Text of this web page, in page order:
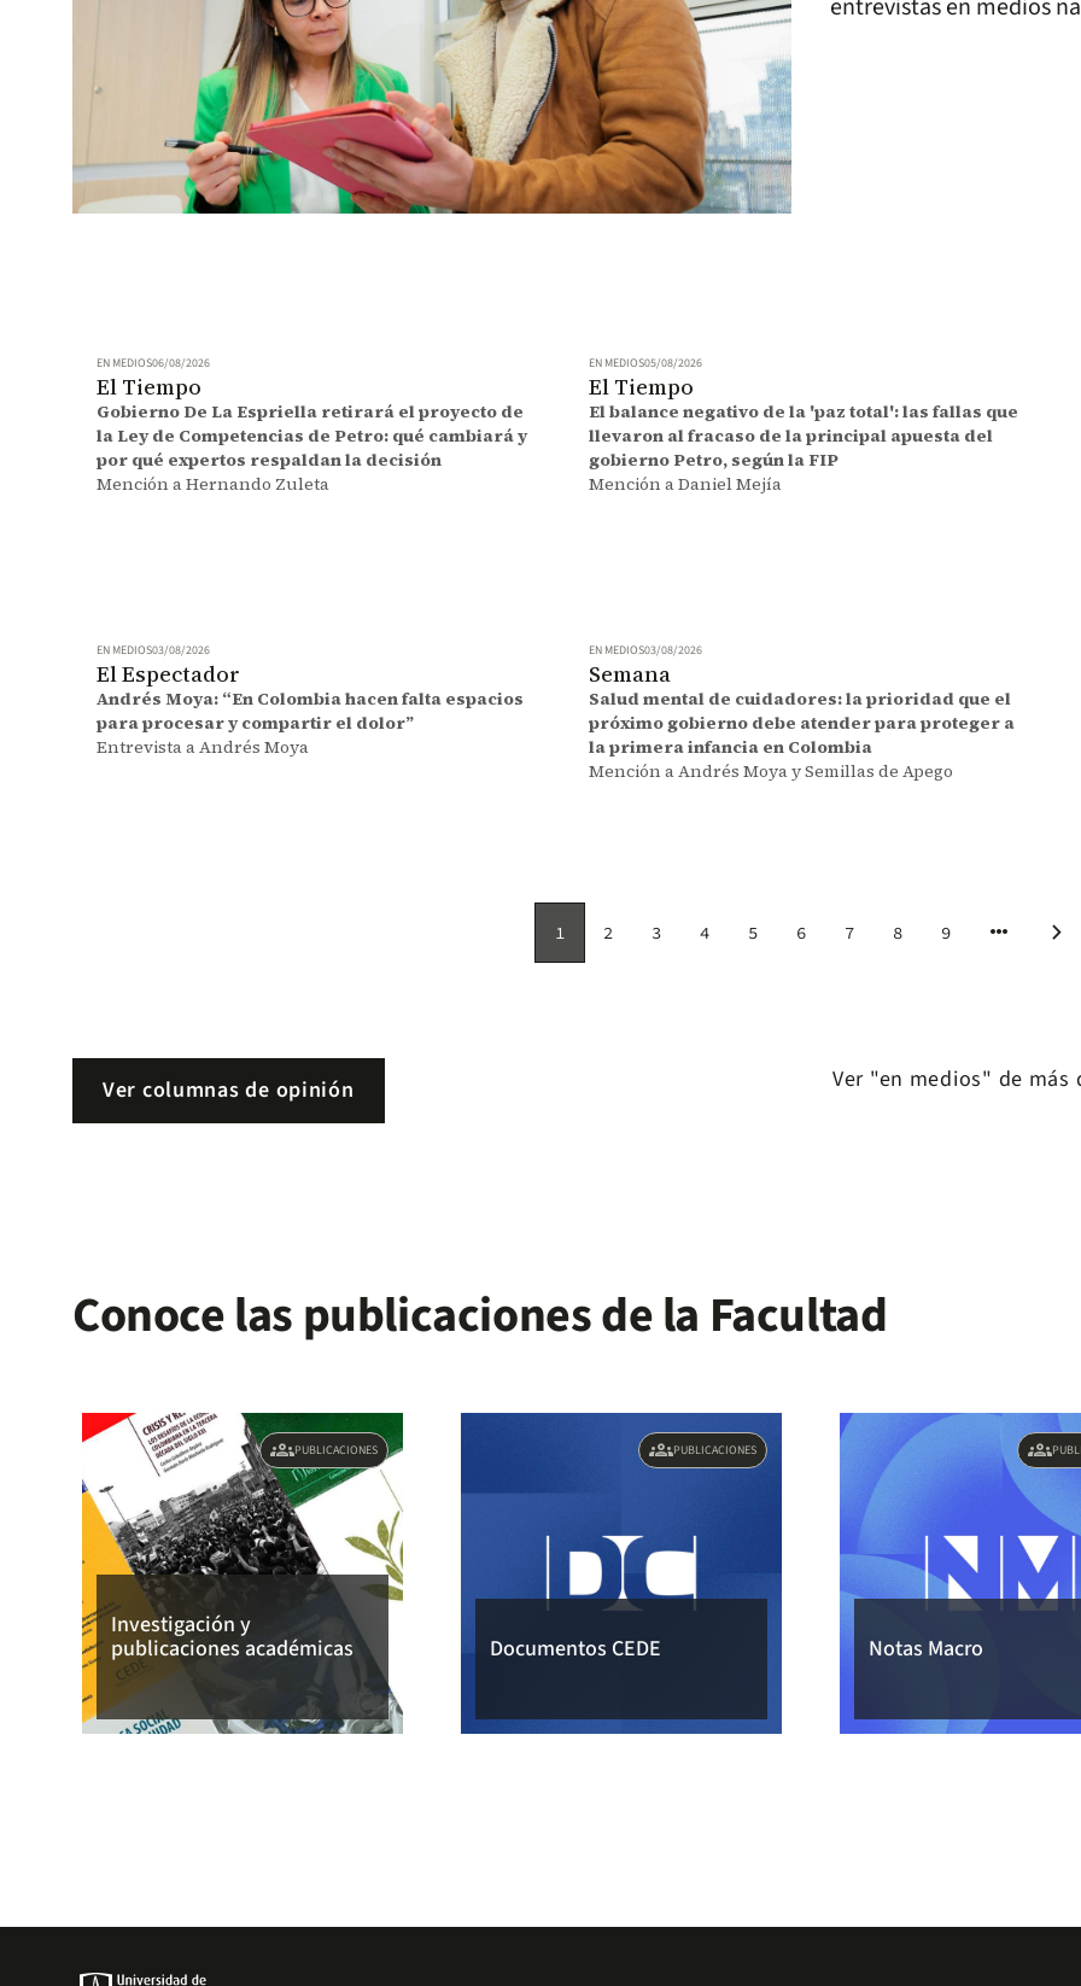
entrevistas en medios
EN MEDIOS06/08/2026
El Tiempo
Gobierno De La Espriella retirará el proyecto de
la Ley de Competencias de Petro: qué cambiará y
por qué expertos respaldan la decisión
Mención a Hernando Zuleta
EN MEDIOS05/08/2026
El Tiempo
El balance negativo de la 'paz total': las fallas que
llevaron al fracaso de la principal apuesta del
gobierno Petro, según la FIP
Mención a Daniel Mejía
EN MEDIOS03/08/2026
El Espectador
Andrés Moya: “En Colombia hacen falta espacios
para procesar y compartir el dolor”
Entrevista a Andrés Moya
EN MEDIOS03/08/2026
Semana
Salud mental de cuidadores: la prioridad que el
próximo gobierno debe atender para proteger a
la primera infancia en Colombia
Mención a Andrés Moya y Semillas de Apego
Página
actual
1 Page
2 Page
3 Page
4 Page
5 Page
6 Page
7 Page
8 Page
9 more_horiz
Next
chevron_right
Ver columnas de opinión Ver "en medios" de más
Conoce las publicaciones de la Facultad
groupsPUBLICACIONES
Investigación y
publicaciones académicas
groupsPUBLICACIONES
Documentos CEDE
groups
Notas Macro